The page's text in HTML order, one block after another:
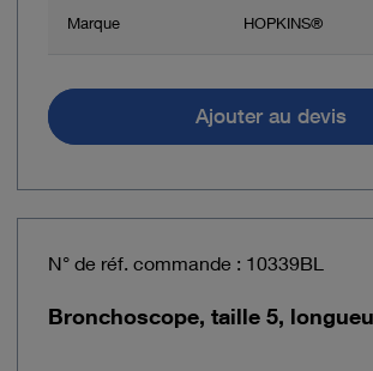
Marque HOPKINS®
Ajouter au devis
N° de réf. commande : 10339BL
Bronchoscope, taille 5,